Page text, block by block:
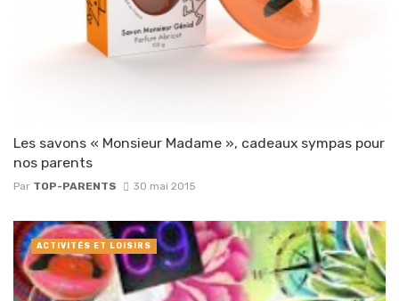
Les savons « Monsieur Madame », cadeaux sympas pour
nos parents
Par TOP-PARENTS 30 mai 2015
ACTIVITÉS ET LOISIRS